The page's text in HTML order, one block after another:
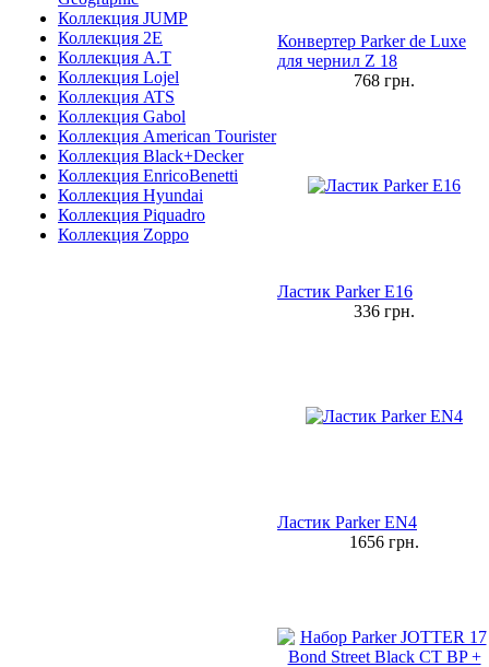
Коллекция JUMP
Коллекция 2E
Коллекция A.T
Коллекция Lojel
Коллекция ATS
Коллекция Gabol
Коллекция American Tourister
Коллекция Black+Decker
Коллекция EnricoBenetti
Коллекция Hyundai
Коллекция Piquadro
Коллекция Zoppo
Конвертер Parker de Luxe
для чернил Z 18
768 грн.
Ластик Parker E16
336 грн.
Ластик Parker EN4
1656 грн.